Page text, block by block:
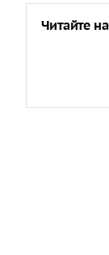
Читайте